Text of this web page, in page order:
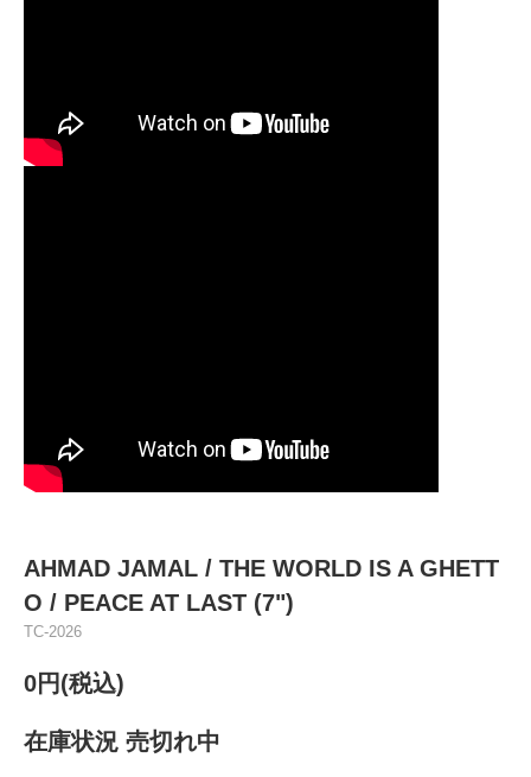
AHMAD JAMAL ‎/ THE WORLD IS A GHETT
O / PEACE AT LAST (7")
TC-2026
0円(税込)
在庫状況 売切れ中